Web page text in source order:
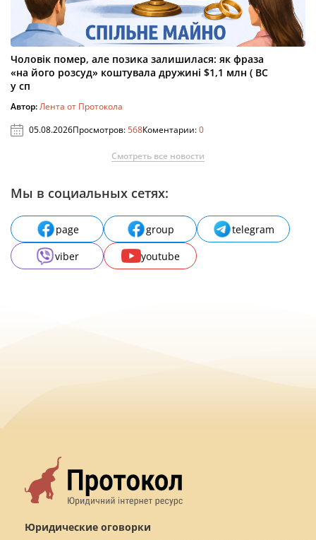
Чоловік помер, але позика залишилася: як фраза
«на його розсуд» коштувала дружині $1,1 млн ( ВС
у сп
Автор:Лента от Протокола
05.08.2026Просмотров:568Коментарии:0
Смотреть все новости
Мы в социальных сетях:
page group
telegram
viber
youtube
Юридические оговорки